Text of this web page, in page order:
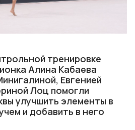
Video
тренировке
Алина Кабаева
Евгенией
Лоц помогли
улучшить элементы в
и добавить в него